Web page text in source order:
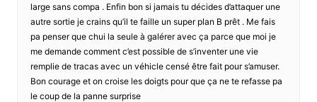
large sans compa . Enfin bon si jamais tu décides d’attaquer une
autre sortie je crains qu’il te faille un super plan B prêt . Me fais
pa penser que chui la seule à galérer avec ça parce que moi je
me demande comment c’est possible de s’inventer une vie
remplie de tracas avec un véhicle censé être fait pour s’amuser.
Bon courage et on croise les doigts pour que ça ne te refasse pa
le coup de la panne surprise